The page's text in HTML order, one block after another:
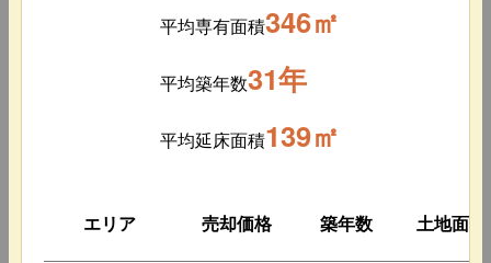
平均専有面積346㎡
平均築年数31年
平均延床面積139㎡
エリア 売却価格 築年数 土地面積